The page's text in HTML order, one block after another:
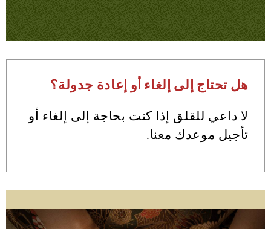
هل تحتاج إلى إلغاء أو إعادة جدولة؟
لا داعي للقلق إذا كنت بحاجة إلى إلغاء أو
تأجيل موعدك معنا.